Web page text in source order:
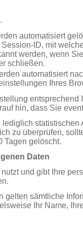
automatisiert
ID, mit
werden, wenn
schließen.
automatisiert
Ihres
hin, dass Sie
zu überprüfen,
Tagen gelöscht.
Daten
und gibt Ihre
gelten sämtliche
Ihr Name,